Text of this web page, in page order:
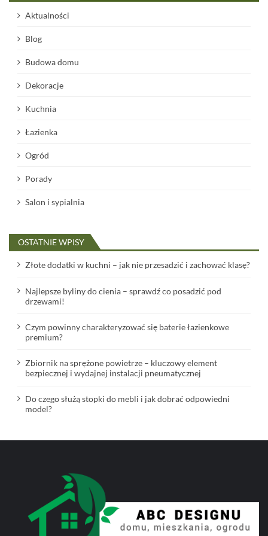
Aktualności
Blog
Budowa domu
Dekoracje
Kuchnia
Łazienka
Ogród
Porady
Salon i sypialnia
OSTATNIE WPISY
Złote dodatki w kuchni – jak nie przesadzić i zachować klasę?
Najlepsze byliny do cienia – sprawdź co posadzić pod
drzewami!
Czym powinny charakteryzować się baterie łazienkowe
premium?
Zbiornik na sprężone powietrze – kluczowy element
bezpiecznej i wydajnej instalacji pneumatycznej
Do czego służą stopki do mebli i jak dobrać odpowiedni
model?